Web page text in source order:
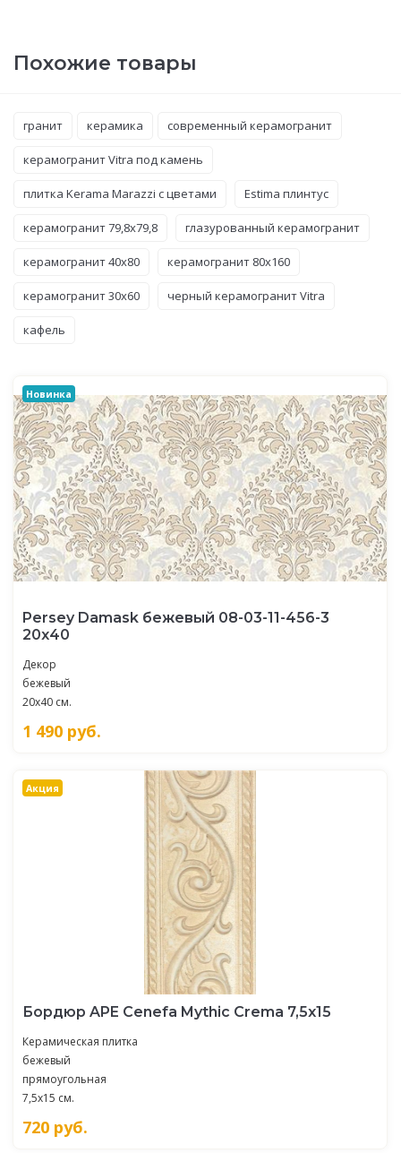
Похожие товары
гранит керамика современный керамогранит
керамогранит Vitra под камень
плитка Kerama Marazzi с цветами Estima плинтус
керамогранит 79,8x79,8 глазурованный керамогранит
керамогранит 40x80 керамогранит 80x160
керамогранит 30x60 черный керамогранит Vitra
кафель
Новинка
Persey Damask бежевый 08-03-11-456-3
20х40
Декор
бежевый
20x40 см.
1 490 руб.
Акция
Бордюр APE Cenefa Mythic Crema 7,5х15
Керамическая плитка
бежевый
прямоугольная
7,5x15 см.
720 руб.